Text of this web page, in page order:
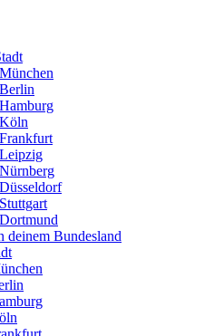
deinem Bundesland